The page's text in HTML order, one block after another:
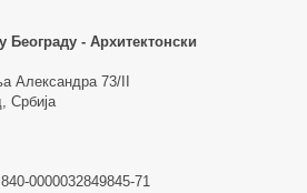
Београду - Архитектонски
Александра 73/II
Србија
840-0000032849845-71